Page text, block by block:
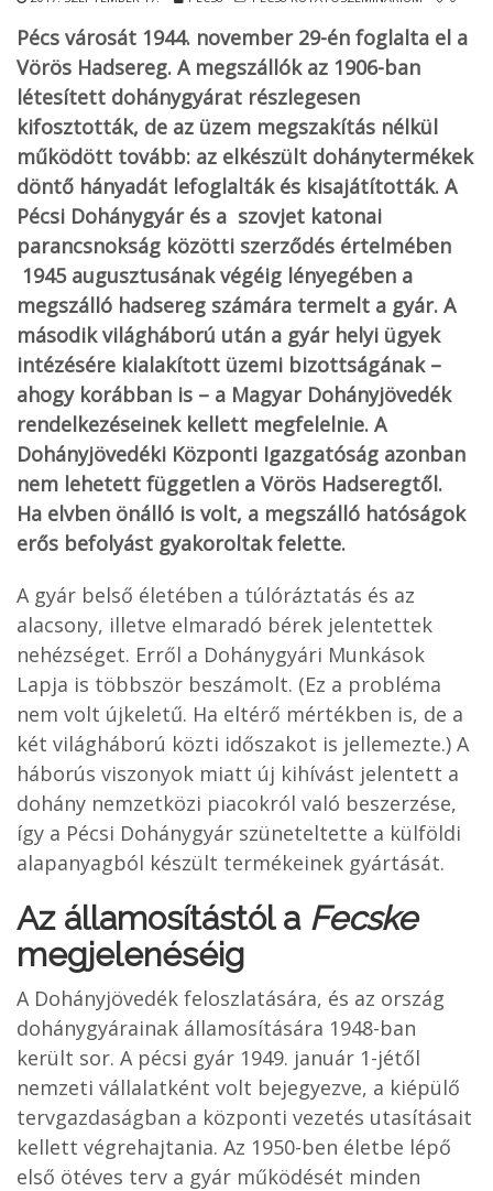
Pécs városát 1944. november 29-én foglalta el a
Vörös Hadsereg. A megszállók az 1906-ban
létesített dohánygyárat részlegesen
kifosztották, de az üzem megszakítás nélkül
működött tovább: az elkészült dohánytermékek
döntő hányadát lefoglalták és kisajátították. A
Pécsi Dohánygyár és a szovjet katonai
parancsnokság közötti szerződés értelmében
1945 augusztusának végéig lényegében a
megszálló hadsereg számára termelt a gyár. A
második világháború után a gyár helyi ügyek
intézésére kialakított üzemi bizottságának –
ahogy korábban is – a Magyar Dohányjövedék
rendelkezéseinek kellett megfelelnie. A
Dohányjövedéki Központi Igazgatóság azonban
nem lehetett független a Vörös Hadseregtől.
Ha elvben önálló is volt, a megszálló hatóságok
erős befolyást gyakoroltak felette.
A gyár belső életében a túlóráztatás és az
alacsony, illetve elmaradó bérek jelentettek
nehézséget. Erről a Dohánygyári Munkások
Lapja is többször beszámolt. (Ez a probléma
nem volt újkeletű. Ha eltérő mértékben is, de a
két világháború közti időszakot is jellemezte.) A
háborús viszonyok miatt új kihívást jelentett a
dohány nemzetközi piacokról való beszerzése,
így a Pécsi Dohánygyár szüneteltette a külföldi
alapanyagból készült termékeinek gyártását.
Az államosítástól a Fecske
megjelenéséig
A Dohányjövedék feloszlatására, és az ország
dohánygyárainak államosítására 1948-ban
került sor. A pécsi gyár 1949. január 1-jétől
nemzeti vállalatként volt bejegyezve, a kiépülő
tervgazdaságban a központi vezetés utasításait
kellett végrehajtania. Az 1950-ben életbe lépő
első ötéves terv a gyár működését minden